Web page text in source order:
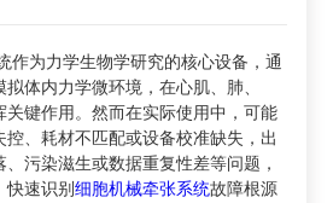
为力学生物学研究的核心设备，通
体内力学微环境，在心肌、肺、
关键作用。然而在实际使用中，可能
、耗材不匹配或设备校准缺失，出
污染滋生或数据重复性差等问题，
快速识别细胞机械牵张系统故障根源